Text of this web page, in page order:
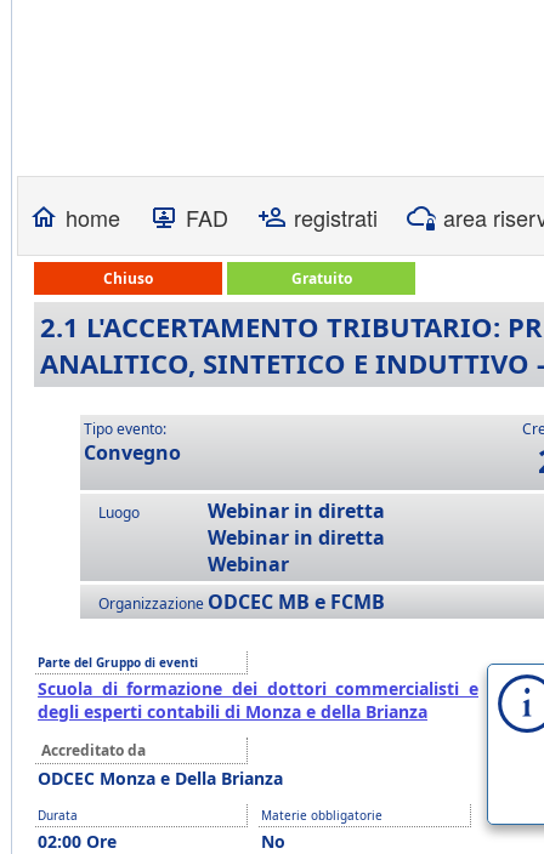
home FAD registrati area
Chiuso Gratuito
2.1 L'ACCERTAMENTO TRIBUTARIO:
ANALITICO, SINTETICO E INDUTTIVO
Tipo evento:
Convegno
Luogo
Webinar in diretta
Webinar in diretta
Webinar
Organizzazione ODCEC MB e FCMB
Parte del Gruppo di eventi
Scuola di formazione dei dottori commercialisti e
degli esperti contabili di Monza e della Brianza
Accreditato da
ODCEC Monza e Della Brianza
Durata
02:00 Ore
Materie obbligatorie
No